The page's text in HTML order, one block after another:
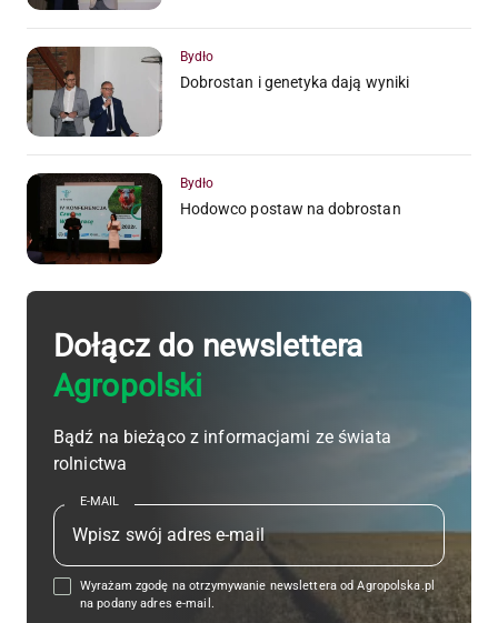
Bydło
Dobrostan i genetyka dają wyniki
Bydło
Hodowco postaw na dobrostan
Dołącz do newslettera
Agropolski
Bądź na bieżąco z informacjami ze świata
rolnictwa
E-MAIL
Wyrażam zgodę na otrzymywanie newslettera od Agropolska.pl
na podany adres e-mail.